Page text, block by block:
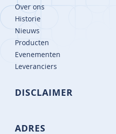
Over ons
Historie
Nieuws
Producten
Evenementen
Leveranciers
DISCLAIMER
ADRES